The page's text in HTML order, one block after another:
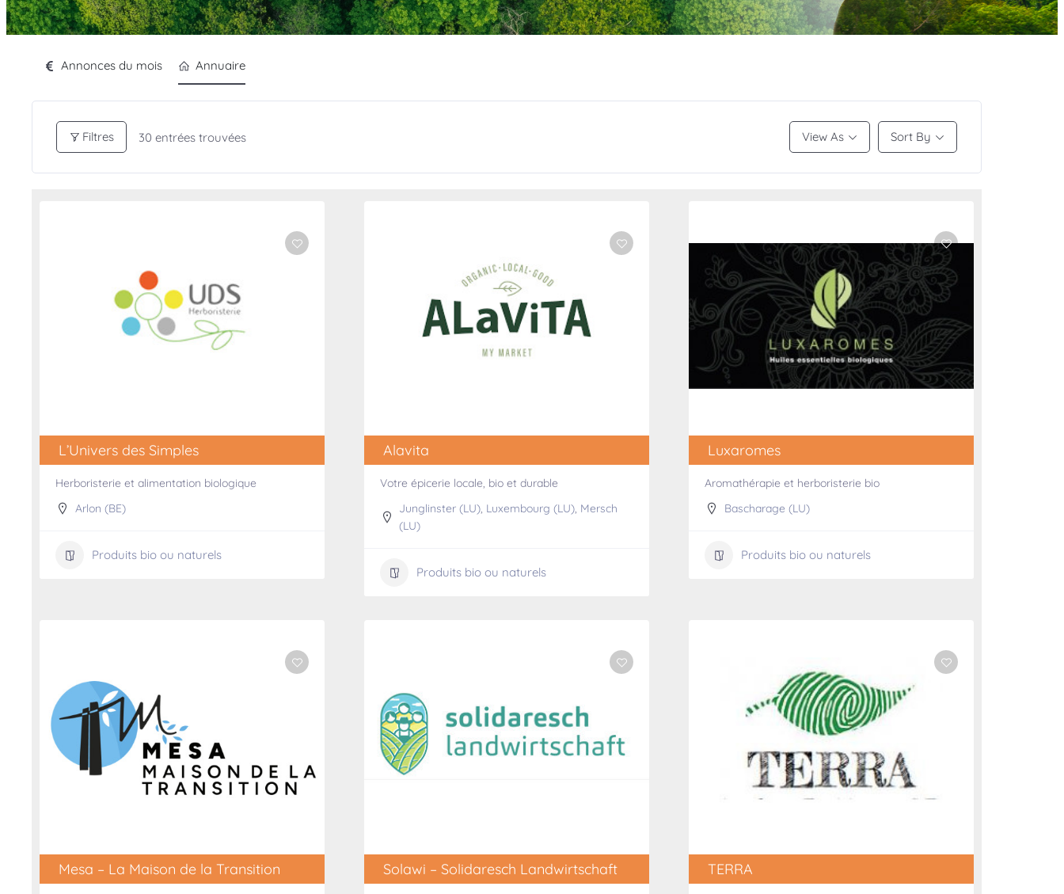
Annonces du mois Annuaire
Filtres 30 entrées trouvées View As Sort By
L’Univers des Simples
Herboristerie et alimentation biologique
Arlon (BE)
Produits bio ou naturels
Alavita
Votre épicerie locale, bio et durable
Junglinster (LU), Luxembourg (LU), Mersch
(LU)
Produits bio ou naturels
Luxaromes
Aromathérapie et herboristerie bio
Bascharage (LU)
Produits bio ou naturels
Mesa – La Maison de la Transition Solawi – Solidaresch Landwirtschaft TERRA